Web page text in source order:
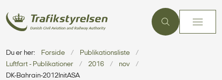
Du er her: Forside
Publikationsliste
Luftfart - Publikationer
2016
nov
DK-Bahrain-2012InitASA